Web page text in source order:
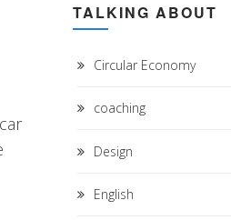
TALKING ABOUT
Circular Economy
coaching
Design
English